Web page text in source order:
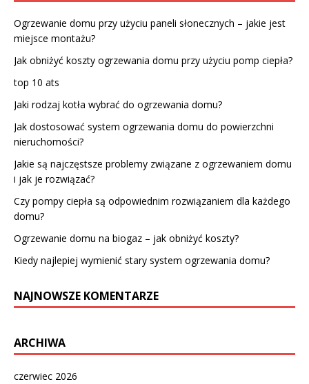
Ogrzewanie domu przy użyciu paneli słonecznych – jakie jest
miejsce montażu?
Jak obniżyć koszty ogrzewania domu przy użyciu pomp ciepła?
top 10 ats
Jaki rodzaj kotła wybrać do ogrzewania domu?
Jak dostosować system ogrzewania domu do powierzchni
nieruchomości?
Jakie są najczęstsze problemy związane z ogrzewaniem domu
i jak je rozwiązać?
Czy pompy ciepła są odpowiednim rozwiązaniem dla każdego
domu?
Ogrzewanie domu na biogaz – jak obniżyć koszty?
Kiedy najlepiej wymienić stary system ogrzewania domu?
NAJNOWSZE KOMENTARZE
ARCHIWA
czerwiec 2026